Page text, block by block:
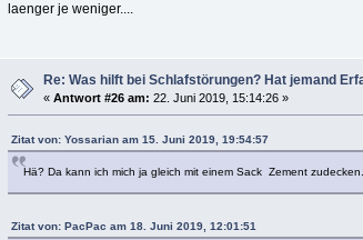
laenger je weniger....
Re: Was hilft bei Schlafstörungen? Hat jemand
«Antwort #26 am: 22. Juni 2019, 15:14:26 »
Zitat von: Yossarian am 15. Juni 2019, 19:54:57
Hä? Da kann ich mich ja gleich mit einem Sack Zement zudecken.
Zitat von: PacPac am 18. Juni 2019, 12:01:51